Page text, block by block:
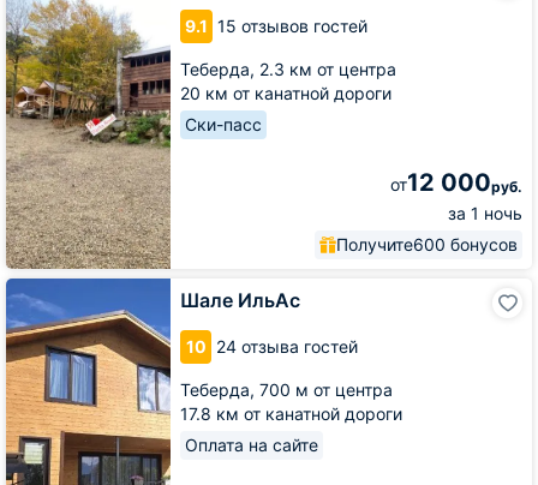
9.1 15 отзывов гостей
Теберда, 2.3 км от центра
20 км от канатной дороги
Ски-пасс
от12 000руб.
за 1 ночь
Получите600 бонусов
Шале ИльАс
10 24 отзыва гостей
Теберда, 700 м от центра
17.8 км от канатной дороги
Оплата на сайте
Шале
ИльАс